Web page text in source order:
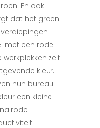
En ook:
dat het groen
met een rode
zelf
kleur.
hun bureau
een kleine